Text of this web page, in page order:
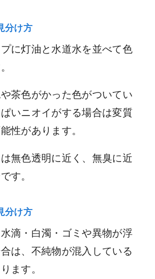
分け方
に灯油と水道水を並べて色
茶色がかった色がついてい
いニオイがする場合は変質
性があります。
無色透明に近く、無臭に近
す。
分け方
滴・白濁・ゴミや異物が浮
は、不純物が混入している
ます。